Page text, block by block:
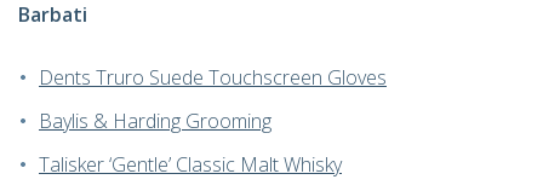
Barbati
Dents Truro Suede Touchscreen Gloves
Baylis & Harding Grooming
Talisker ‘Gentle’ Classic Malt Whisky